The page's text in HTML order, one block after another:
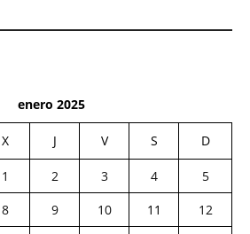
enero 2025
X J V S D
1 2 3 4
5
8 9 10 11
12